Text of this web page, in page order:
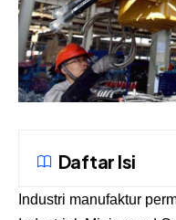
Daftar Isi
Industri manufaktur